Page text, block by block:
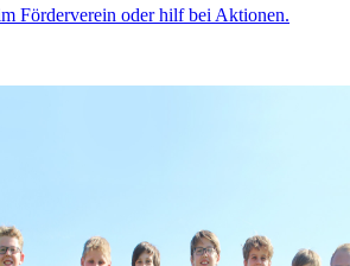
Förderverein oder hilf bei Aktionen.